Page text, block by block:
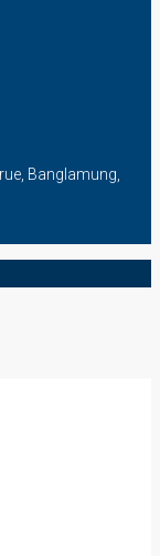
Banglamung,